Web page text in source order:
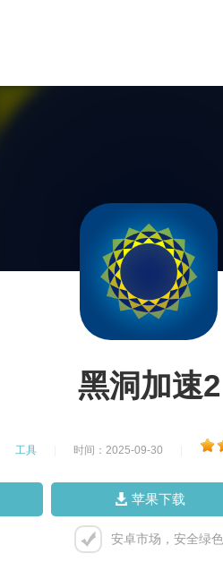
黑洞加速2
工具 时间：2025-09-30
苹果下载
安卓市场，安全绿色